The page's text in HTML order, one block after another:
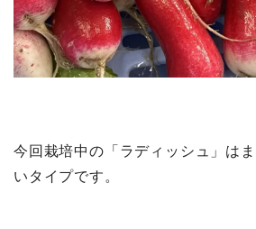
今回栽培中の「ラディッシュ」は
いタイプです。